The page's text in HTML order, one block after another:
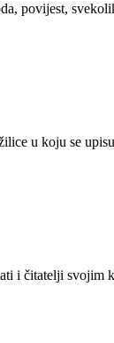
povijest,
u koju se
i čitatelji svojim